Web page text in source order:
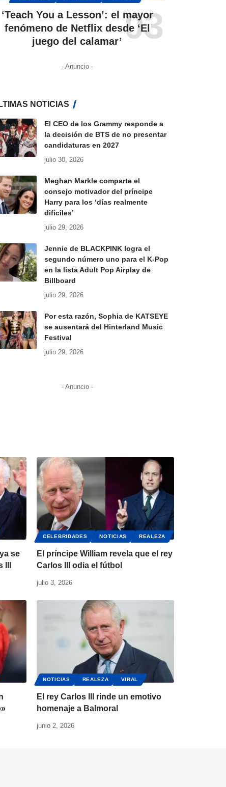
‘Teach You a Lesson’: el mayor
fenómeno de Netflix desde ‘El
juego del calamar’
- Anuncio -
NOTICIAS
El CEO de los Grammy responde a
la decisión de BTS de no presentar
candidaturas en 2027
julio 30, 2026
Meghan Markle comparte el
consejo motivador del príncipe
Harry para los ‘días realmente
difíciles’
julio 29, 2026
Jennie de BLACKPINK logra el
segundo número uno para el K-Pop
en la lista Adult Pop Airplay de
Billboard
julio 29, 2026
Por esta razón, Sophia de KATSEYE
se ausentará del Hinterland Music
Festival
julio 29, 2026
- Anuncio -
se
CELEBRIDADES NOTICIAS REALEZA
El príncipe William revela que el rey
Carlos III odia el fútbol
julio 3, 2026
NOTICIAS REALEZA VIRAL
El rey Carlos III rinde un emotivo
homenaje a Balmoral
junio 2, 2026